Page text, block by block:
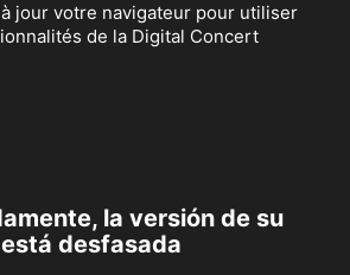
jour votre navigateur pour utiliser
de la Digital Concert
la versión de su
desfasada